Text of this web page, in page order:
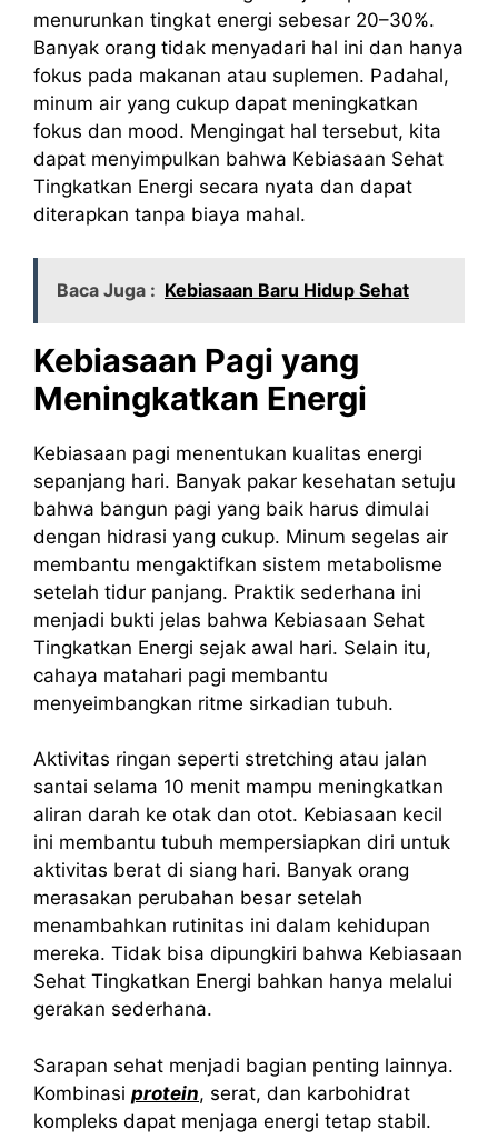
menurunkan tingkat energi sebesar 20–30%.
Banyak orang tidak menyadari hal ini dan hanya
fokus pada makanan atau suplemen. Padahal,
minum air yang cukup dapat meningkatkan
fokus dan mood. Mengingat hal tersebut, kita
dapat menyimpulkan bahwa Kebiasaan Sehat
Tingkatkan Energi secara nyata dan dapat
diterapkan tanpa biaya mahal.
Baca Juga : Kebiasaan Baru Hidup Sehat
Kebiasaan Pagi yang
Meningkatkan Energi
Kebiasaan pagi menentukan kualitas energi
sepanjang hari. Banyak pakar kesehatan setuju
bahwa bangun pagi yang baik harus dimulai
dengan hidrasi yang cukup. Minum segelas air
membantu mengaktifkan sistem metabolisme
setelah tidur panjang. Praktik sederhana ini
menjadi bukti jelas bahwa Kebiasaan Sehat
Tingkatkan Energi sejak awal hari. Selain itu,
cahaya matahari pagi membantu
menyeimbangkan ritme sirkadian tubuh.
Aktivitas ringan seperti stretching atau jalan
santai selama 10 menit mampu meningkatkan
aliran darah ke otak dan otot. Kebiasaan kecil
ini membantu tubuh mempersiapkan diri untuk
aktivitas berat di siang hari. Banyak orang
merasakan perubahan besar setelah
menambahkan rutinitas ini dalam kehidupan
mereka. Tidak bisa dipungkiri bahwa Kebiasaan
Sehat Tingkatkan Energi bahkan hanya melalui
gerakan sederhana.
Sarapan sehat menjadi bagian penting lainnya.
Kombinasi protein, serat, dan karbohidrat
kompleks dapat menjaga energi tetap stabil.